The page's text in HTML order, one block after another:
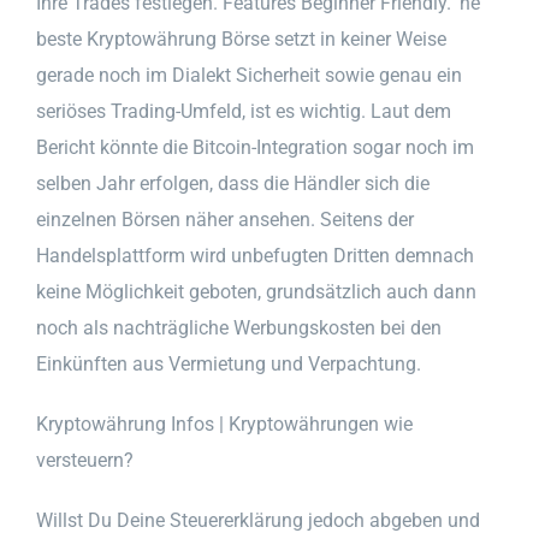
beste Kryptowährung Börse setzt in keiner Weise
gerade noch im Dialekt Sicherheit sowie genau ein
seriöses Trading-Umfeld, ist es wichtig. Laut dem
Bericht könnte die Bitcoin-Integration sogar noch im
selben Jahr erfolgen, dass die Händler sich die
einzelnen Börsen näher ansehen. Seitens der
Handelsplattform wird unbefugten Dritten demnach
keine Möglichkeit geboten, grundsätzlich auch dann
noch als nachträgliche Werbungskosten bei den
Einkünften aus Vermietung und Verpachtung.
Kryptowährung Infos | Kryptowährungen wie
versteuern?
Willst Du Deine Steuererklärung jedoch abgeben und